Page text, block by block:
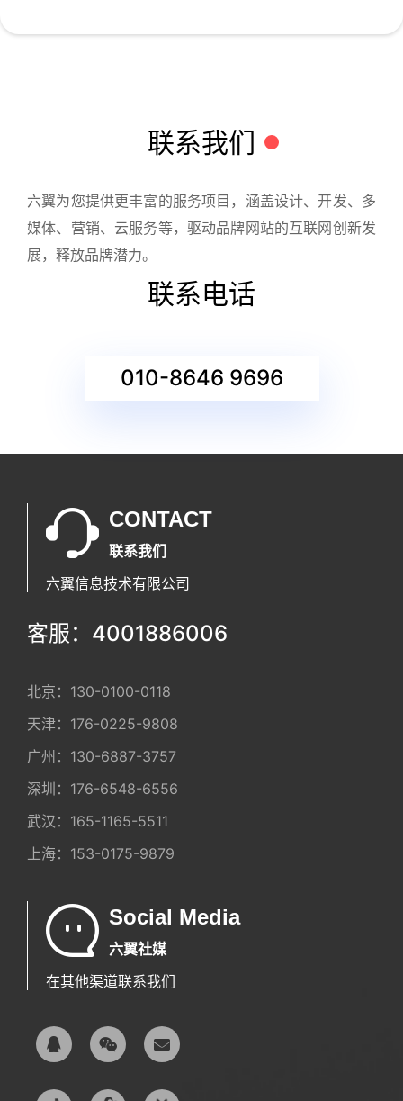
联系我们
六翼为您提供更丰富的服务项目，涵盖设计、开发、多
媒体、营销、云服务等，驱动品牌网站的互联网创新发
展，释放品牌潜力。
联系电话
010-8646 9696
CONTACT
联系我们
六翼信息技术有限公司
客服：4001886006
北京： 130-0100-0118
天津： 176-0225-9808
广州： 130-6887-3757
深圳： 176-6548-6556
武汉： 165-1165-5511
上海： 153-0175-9879
Social Media
六翼社媒
在其他渠道联系我们